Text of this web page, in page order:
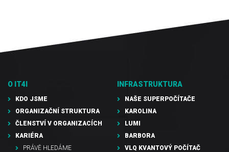
O IT4I
KDO JSME
ORGANIZAČNÍ STRUKTURA
ČLENSTVÍ V ORGANIZACÍCH
KARIÉRA
PRÁVĚ HLEDÁME
INFRASTRUKTURA
NAŠE SUPERPOČÍTAČE
KAROLINA
LUMI
BARBORA
VLQ KVANTOVÝ POČÍTAČ